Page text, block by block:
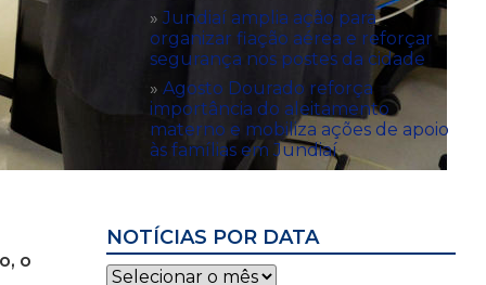
o
Jundiaí amplia ação para
organizar fiação aérea e reforçar
segurança nos postes da cidade
Agosto Dourado reforça
importância do aleitamento
materno e mobiliza ações de apoio
às famílias em Jundiaí
NOTÍCIAS POR DATA
Notícias